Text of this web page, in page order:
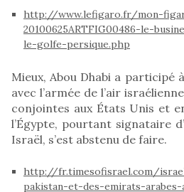
http://www.lefigaro.fr/mon-
20100625ARTFIG00486-le-
le-golfe-persique.php
Mieux, Abou Dhabi a participé
avec l’armée de l’air
conjointes aux États Unis et
l’Égypte, pourtant signataire
Israël, s’est abstenu de faire.
http://fr.timesofisrael.com/
pakistan-et-des-emirats-